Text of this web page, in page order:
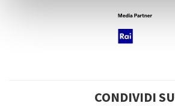
CONDIVIDI SU